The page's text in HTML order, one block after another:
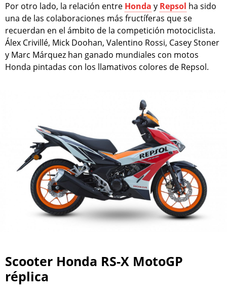
Por otro lado, la relación entre Honda y Repsol ha sido
una de las colaboraciones más fructíferas que se
recuerdan en el ámbito de la competición motociclista.
Álex Crivillé, Mick Doohan, Valentino Rossi, Casey Stoner
y Marc Márquez han ganado mundiales con motos
Honda pintadas con los llamativos colores de Repsol.
Scooter Honda RS-X MotoGP
réplica